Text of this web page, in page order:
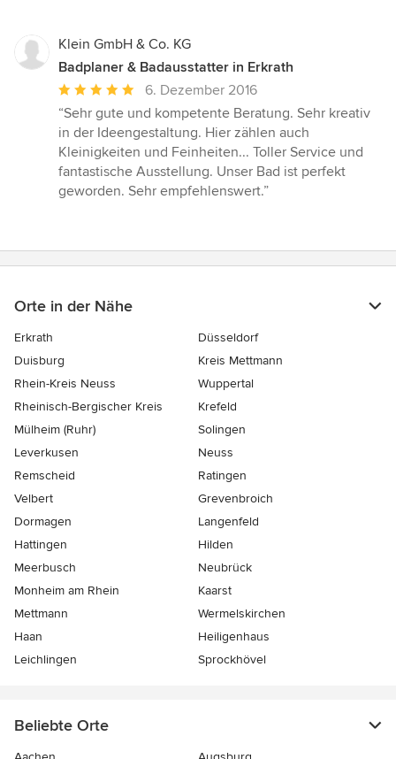
Klein GmbH & Co. KG
Badplaner & Badausstatter in Erkrath
Durchschnittliche
Bewertung:
5
von
5
Sternen
6. Dezember 2016
“Sehr gute und kompetente Beratung. Sehr kreativ
in der Ideengestaltung. Hier zählen auch
Kleinigkeiten und Feinheiten... Toller Service und
fantastische Ausstellung. Unser Bad ist perfekt
geworden. Sehr empfehlenswert.”
Orte in der Nähe
Erkrath
Düsseldorf
Duisburg
Kreis Mettmann
Rhein-Kreis Neuss
Wuppertal
Rheinisch-Bergischer Kreis
Krefeld
Mülheim (Ruhr)
Solingen
Leverkusen
Neuss
Remscheid
Ratingen
Velbert
Grevenbroich
Dormagen
Langenfeld
Hattingen
Hilden
Meerbusch
Neubrück
Monheim am Rhein
Kaarst
Mettmann
Wermelskirchen
Haan
Heiligenhaus
Leichlingen
Sprockhövel
Beliebte Orte